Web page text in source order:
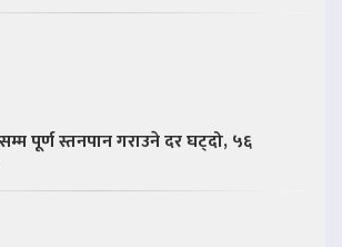
पूर्ण स्तनपान गराउने दर घट्दो, ५६